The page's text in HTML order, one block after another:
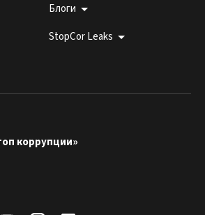
Блоги
StopCor Leaks
коррупции»